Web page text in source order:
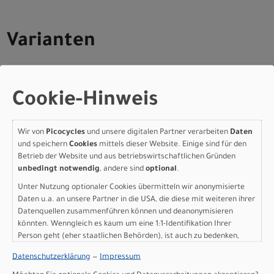
Varianten
Specialized Turbo Levo 4
Alloy Gloss Deep Orange /
Deep Lake S6
Modelljahr 2026
Lieferbar in ca. 5-8 Werktagen
Art.Nr. 95226-7306
Farbe: Gloss Deep Orange / Deep Lake
Grösse: S6
pro Stück (inkl. MwSt. zzgl.Versandkosten für
Grossartikel)
Cookie-Hinweis
Wir von Picocycles und unsere digitalen Partner verarbeiten Daten
und speichern Cookies mittels dieser Website. Einige sind für den
Betrieb der Website und aus betriebswirtschaftlichen Gründen
unbedingt notwendig, andere sind optional.
Unter Nutzung optionaler Cookies übermitteln wir anonymisierte
Daten u.a. an unsere Partner in die USA, die diese mit weiteren ihrer
Datenquellen zusammenführen können und deanonymisieren
könnten. Wenngleich es kaum um eine 1:1-Identifikation Ihrer
Person geht (eher staatlichen Behörden), ist auch zu bedenken,
sind wie bei uns in der Europäischen Union.
Datenschutzerklärung — Impressum